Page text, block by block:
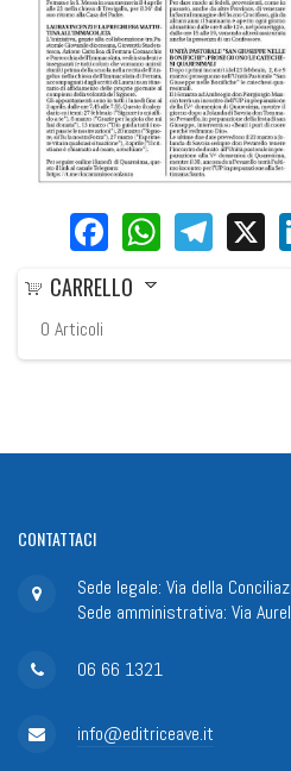
Facebook X
CARRELLO
0 Articoli
CONTATTACI
Sede legale: Via della
Sede amministrativa: Via
06 66 1321
info@editriceave.it